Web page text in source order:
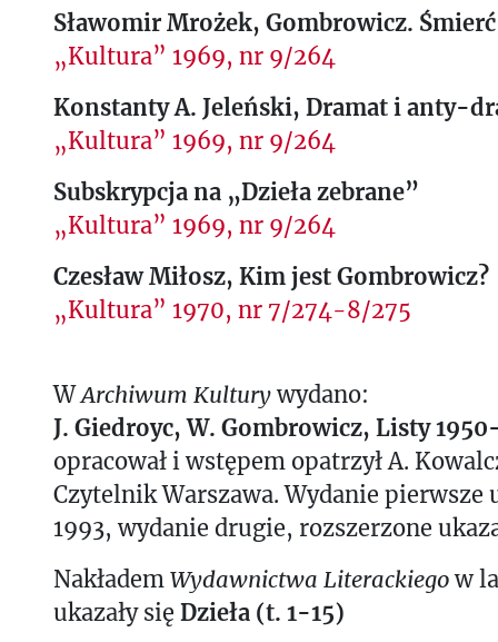
Sławomir Mrożek, Gombrowicz. Śmierć
„Kultura” 1969, nr 9/264
Konstanty A. Jeleński, Dramat i anty-
„Kultura” 1969, nr 9/264
Subskrypcja na „Dzieła zebrane”
„Kultura” 1969, nr 9/264
Czesław Miłosz, Kim jest Gombrowicz?
„Kultura” 1970, nr 7/274-8/275
WArchiwum Kulturywydano:
J. Giedroyc, W. Gombrowicz, Listy
opracował i wstępem opatrzył A.
Czytelnik Warszawa. Wydanie pierwsze
1993, wydanie drugie, rozszerzone
Nakładem Wydawnictwa Literackiegow
ukazały się Dzieła (t. 1-15)